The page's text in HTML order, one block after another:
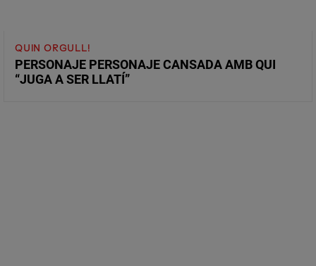
QUIN ORGULL!
PERSONAJE PERSONAJE CANSADA AMB QUI
“JUGA A SER LLATÍ”